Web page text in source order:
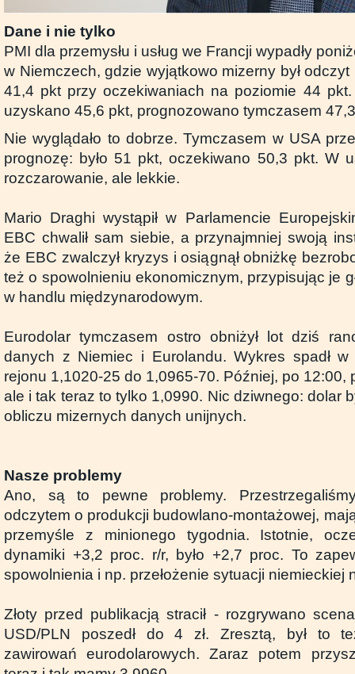
Dane i nie tylko
PMI dla przemysłu i usług we Francji wypadły
w Niemczech, gdzie wyjątkowo mizerny był odczyt
41,4 pkt przy oczekiwaniach na poziomie 44 pkt.
uzyskano 45,6 pkt, prognozowano tymczasem
Nie wyglądało to dobrze. Tymczasem w USA
prognozę: było 51 pkt, oczekiwano 50,3 pkt. W
rozczarowanie, ale lekkie.
Mario Draghi wystąpił w Parlamencie
EBC chwalił sam siebie, a przynajmniej swoją
że EBC zwalczył kryzys i osiągnął obniżkę
też o spowolnieniu ekonomicznym, przypisując je
w handlu międzynarodowym.
Eurodolar tymczasem ostro obniżył lot dziś
danych z Niemiec i Eurolandu. Wykres spadł
rejonu 1,1020-25 do 1,0965-70. Później, po 12:00,
ale i tak teraz to tylko 1,0990. Nic dziwnego: dolar
obliczu mizernych danych unijnych.
Nasze problemy
Ano, są to pewne problemy.
odczytem o produkcji budowlano-montażowej,
przemyśle z minionego tygodnia. Istotnie,
dynamiki +3,2 proc. r/r, było +2,7 proc. To
spowolnienia i np. przełożenie sytuacji niemieckiej
Złoty przed publikacją stracił - rozgrywano
USD/PLN poszedł do 4 zł. Zresztą, był to
zawirowań eurodolarowych. Zaraz potem